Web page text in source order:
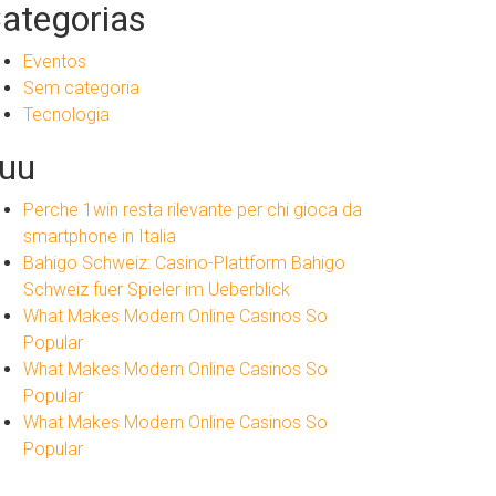
Eventos
Sem categoria
Tecnologia
Perche 1win resta rilevante per chi gioca da
smartphone in Italia
Bahigo Schweiz: Casino-Plattform Bahigo
Schweiz fuer Spieler im Ueberblick
What Makes Modern Online Casinos So
Popular
What Makes Modern Online Casinos So
Popular
What Makes Modern Online Casinos So
Popular